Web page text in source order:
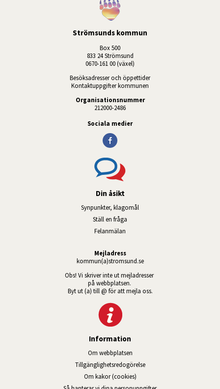
Strömsunds kommun
Box 500
833 24 Strömsund
0670-161 00 (växel)
Besöksadresser och öppettider
Kontaktuppgifter kommunen
Organisationsnummer
212000-2486
Sociala medier
Din åsikt
Synpunkter, klagomål
Ställ en fråga
Felanmälan
Mejladress
kommun(a)stromsund.se
Obs! Vi skriver inte ut mejladresser
på webbplatsen.
Byt ut (a) till @ för att mejla oss.
Information
Om webbplatsen
Tillgänglig­hets­redo­görelse
Om kakor (cookies)